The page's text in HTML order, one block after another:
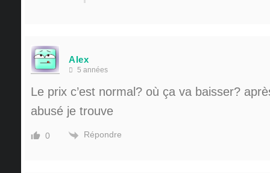
Alex
5 années
Le prix c’est normal? où ça va baisser?
abusé je trouve
0 Répondre